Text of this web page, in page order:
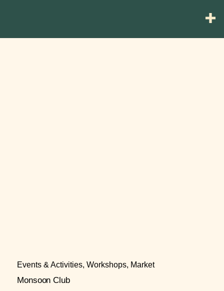
Events & Activities, Workshops, Market
Monsoon Club